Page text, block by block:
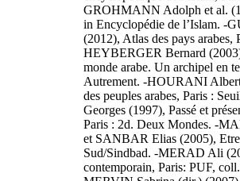
GROHMANN Adolph et al.
in Encyclopédie de l’Islam. -
(2012), Atlas des pays arabes,
HEYBERGER Bernard
monde arabe. Un archipel en
Autrement. -HOURANI
des peuples arabes, Paris :
Georges (1997), Passé et
Paris : 2d. Deux Mondes. -
et SANBAR Elias (2005),
Sud/Sindbad. -MERAD Ali
contemporain, Paris: PUF,